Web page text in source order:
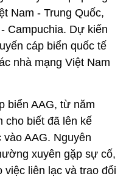
biển AAG, từ năm
cho biết đã lên kế
AAG. Nguyên
xuyên gặp sự cố,
liên lạc và trao đổi
mạng xã hội… đi